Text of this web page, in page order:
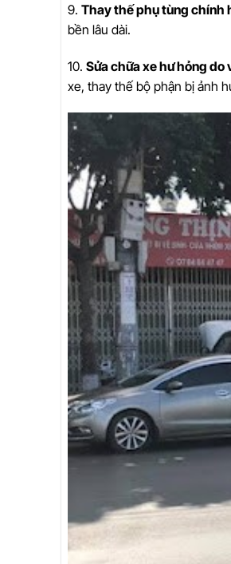
9. Thay thế phụ tùng chính
bền lâu dài.
10. Sửa chữa xe hư hỏng do
xe, thay thế bộ phận bị ảnh